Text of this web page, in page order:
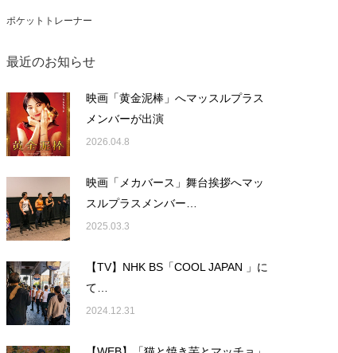
ポケットトレーナー
最近のお知らせ
映画「黄金泥棒」へマッスルプラス
メンバーが出演
2026.04.8
映画「メカバース」舞台挨拶へマッ
スルプラスメンバー…
2025.03.3
【TV】NHK BS「COOL JAPAN 」に
て…
2024.12.31